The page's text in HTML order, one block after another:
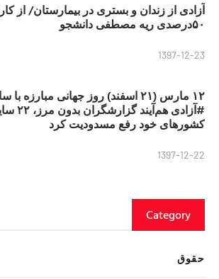
آزادی از زندان و بستری در بیمارستان/ از
۵۰درصدی ریه مصطفی دانشجو
1397-12-23
۱۲ مارس (۲۱ اسفند) روز جهانی مبارزه
#آزادی
کشورهای خود رفع مسدودیت کرد
1397-12-22
Category
حقوق